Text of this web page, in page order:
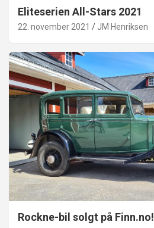
Eliteserien All-Stars 2021
22. november 2021 JM Henriksen
Rockne-bil solgt på Finn.no!